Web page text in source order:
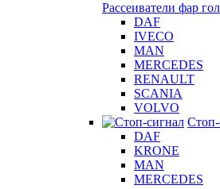
Рассеиватели фар
DAF
IVECO
MAN
MERCEDES
RENAULT
SCANIA
VOLVO
DAF
KRONE
MAN
MERCEDES